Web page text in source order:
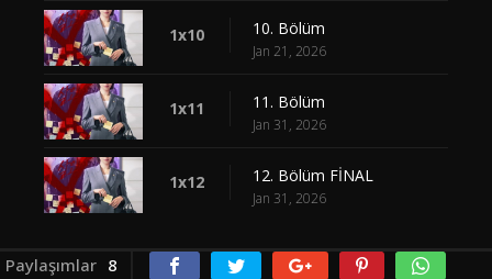
1x10 10. Bölüm
Jan 21, 2026
1x11 11. Bölüm
Jan 31, 2026
1x12 12. Bölüm FİNAL
Jan 31, 2026
Paylaşımlar 8